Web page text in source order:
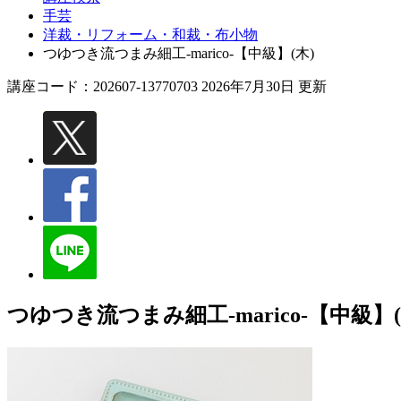
手芸
洋裁・リフォーム・和裁・布小物
つゆつき流つまみ細工-marico-【中級】(木)
講座コード：202607-13770703 2026年7月30日 更新
つゆつき流つまみ細工-marico-【中級】